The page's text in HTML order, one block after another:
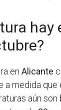
hay
en Alicante
medida que
aún